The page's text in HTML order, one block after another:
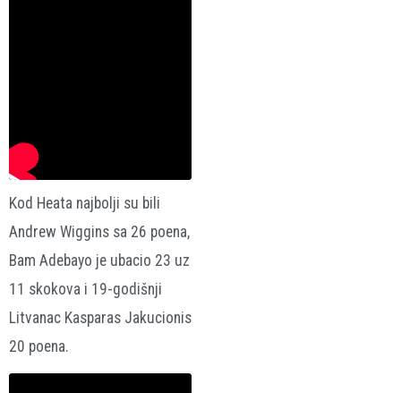
Kod Heata najbolji su bili
Andrew Wiggins sa 26 poena,
Bam Adebayo je ubacio 23 uz
11 skokova i 19-godišnji
Litvanac Kasparas Jakucionis
20 poena.